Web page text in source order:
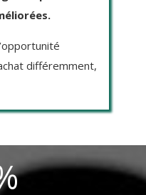
différemment,